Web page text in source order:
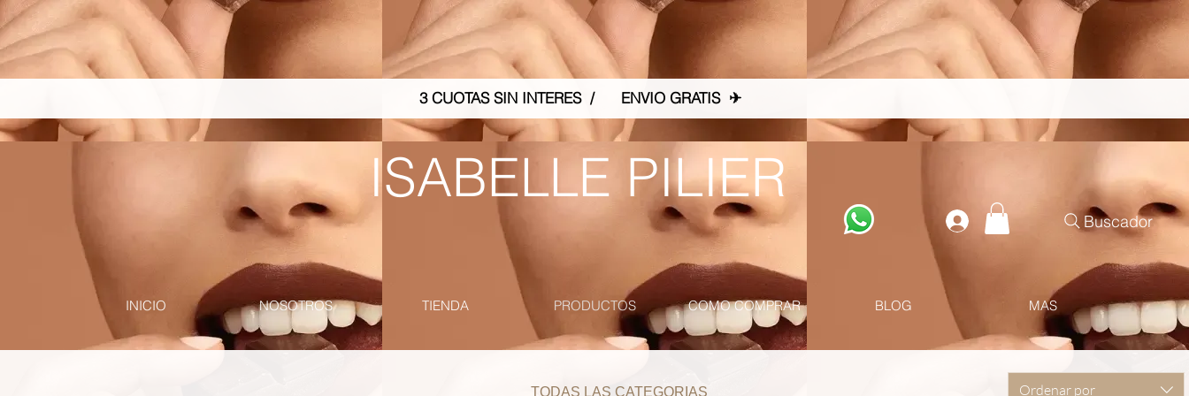
pinterest-site-verification=867dbab807973b9ac409c90f1d7cea8f
3 CUOTAS SIN INTERES / ENVIO GRATIS ✈
ISABELLE PILIER
Buscador
INICIO NOSOTROS TIENDA PRODUCTOS COMO COMPRAR BLOG MAS
Ordenar por
TODAS LAS CATEGORIAS